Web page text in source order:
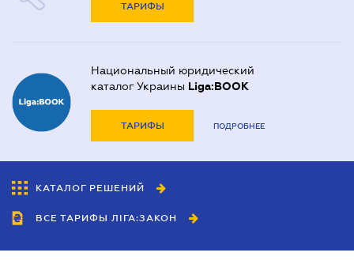
ТАРИФЫ
Национальный юридический
каталог Украины Liga:BOOK
ТАРИФЫ ПОДРОБНЕЕ
КАТАЛОГ РЕШЕНИЙ
ВСЕ ТАРИФЫ ЛІГА:ЗАКОН